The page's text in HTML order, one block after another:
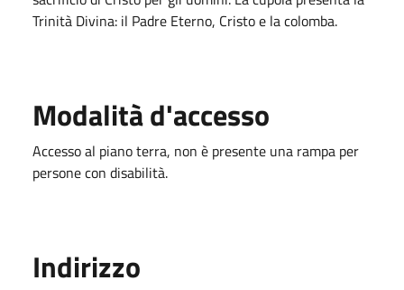
Trinità Divina: il Padre Eterno, Cristo e la colomba.
Modalità d'accesso
Accesso al piano terra, non è presente una rampa per
persone con disabilità.
Indirizzo